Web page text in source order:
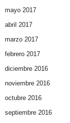
mayo 2017
abril 2017
marzo 2017
febrero 2017
diciembre 2016
noviembre 2016
octubre 2016
septiembre 2016